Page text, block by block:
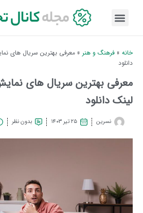
خانه » فرهنگ و هنر »
دانلود
لینک دانلود
نسرین ۲۵ تیر ۱۴۰۳ بدون نظر